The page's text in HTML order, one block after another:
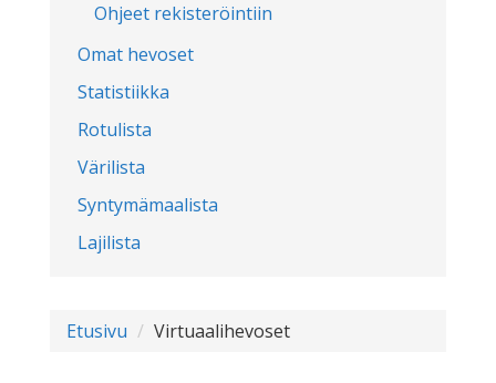
Ohjeet rekisteröintiin
Omat hevoset
Statistiikka
Rotulista
Värilista
Syntymämaalista
Lajilista
Etusivu Virtuaalihevoset